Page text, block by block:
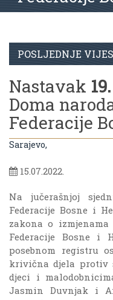
POSLJEDNJE
Nastavak 19.
Doma
Federacije
Sarajevo,
15.07.2022.
Na jučerašnjoj
Federacije Bosne i
zakona o
Federacije Bosne i
posebnom registru
krivična djela protiv
djeci i
Jasmin Duvnjak i